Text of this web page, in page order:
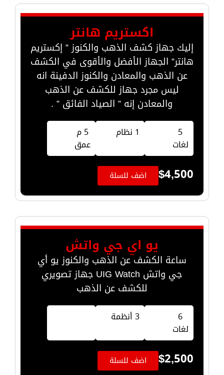
اكستريم هانتر
إليك جهاز كشف الذهب والكنوز ” إكستريم
هانتر” الجهاز الأفضل والأقوى في الكشف
عن الذهب والمعادن والكنوز الدفينة انه
ليس مجرد جهاز للكشف عن الذهب
والمعادن إنه ” الصياد الفائق ” .
5
لغات
1 نظام
5 م
عمق
$4,500 اضف للسلة
يو اي جي واتش
ساعة الكشف عن الذهب والكنوز يو أي
جي واتش UIG Watch جهاز تصويري
للكشف عن الذهب
6
لغات
3 أنظمة
$2,500 اضف للسلة